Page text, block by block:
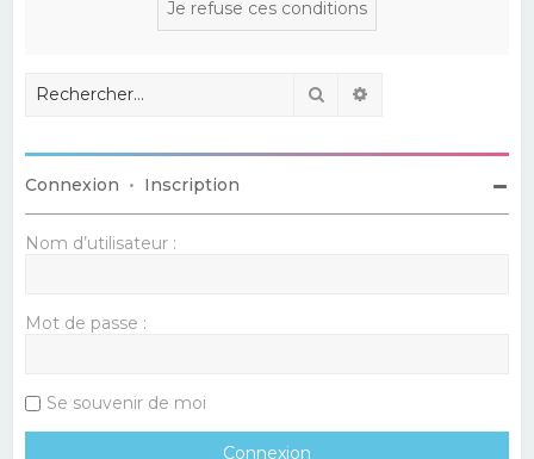
Rechercher
Connexion • Inscription
Nom d’utilisateur :
Mot de passe :
Se souvenir de moi